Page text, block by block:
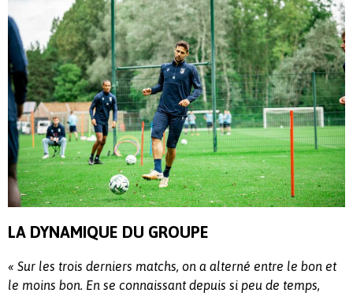
LA DYNAMIQUE DU GROUPE
« Sur les trois derniers matchs, on a alterné entre le bon et
le moins bon. En se connaissant depuis si peu de temps,